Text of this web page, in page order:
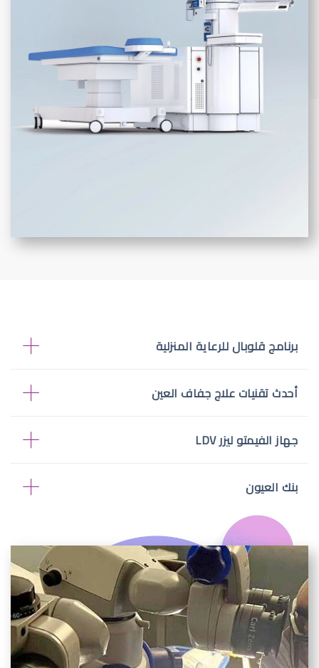
برنامج قلوبال للرعاية المنزلية
أحدث تقنيات علاج جفاف العين
جهاز الفيمتو ليزر LDV
بنك العيون